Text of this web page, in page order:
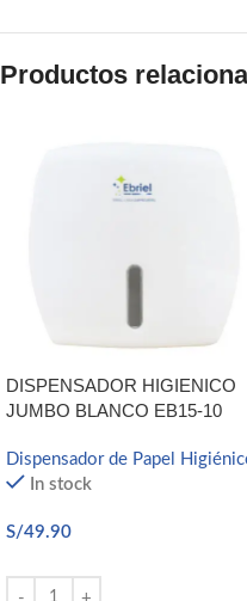
Productos
DISPENSADOR HIGIENICO
JUMBO BLANCO EB15-10
Dispensador de Papel
In stock
S/49.90